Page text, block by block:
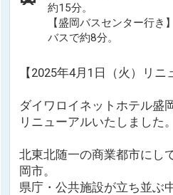
約15分。
【盛岡バスセンター行き
バスで約8分。
【2025年4月1日（火）リニ
ダイワロイネットホテル盛
リニューアルいたしました。
北東北随一の商業都市にし
岡市。
県庁・公共施設が立ち並ぶ